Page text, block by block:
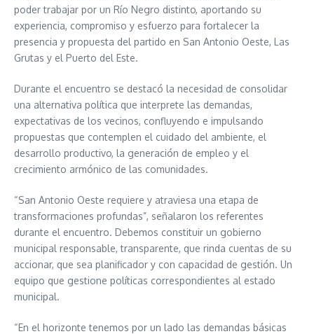
poder trabajar por un Río Negro distinto, aportando su
experiencia, compromiso y esfuerzo para fortalecer la
presencia y propuesta del partido en San Antonio Oeste, Las
Grutas y el Puerto del Este.
Durante el encuentro se destacó la necesidad de consolidar
una alternativa política que interprete las demandas,
expectativas de los vecinos, confluyendo e impulsando
propuestas que contemplen el cuidado del ambiente, el
desarrollo productivo, la generación de empleo y el
crecimiento armónico de las comunidades.
“San Antonio Oeste requiere y atraviesa una etapa de
transformaciones profundas”, señalaron los referentes
durante el encuentro. Debemos constituir un gobierno
municipal responsable, transparente, que rinda cuentas de su
accionar, que sea planificador y con capacidad de gestión. Un
equipo que gestione políticas correspondientes al estado
municipal.
“En el horizonte tenemos por un lado las demandas básicas